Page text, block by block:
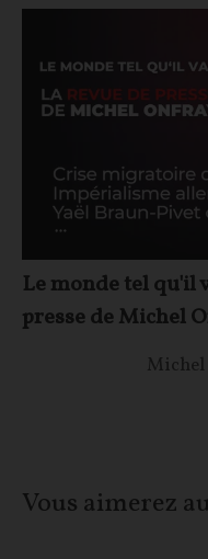
Le monde tel qu'il
presse de Michel
Michel
Vous aimerez